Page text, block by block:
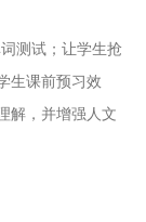
测试；让学生抢
生课前预习效
解，并增强人文